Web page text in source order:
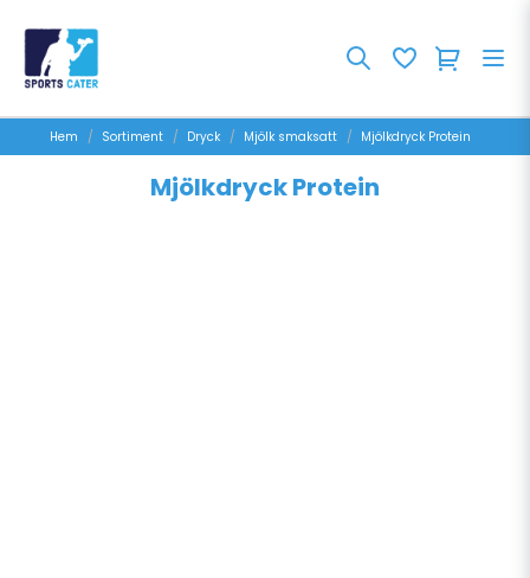
Hem Sortiment Dryck Mjölk smaksatt Mjölkdryck Protein
Mjölkdryck Protein